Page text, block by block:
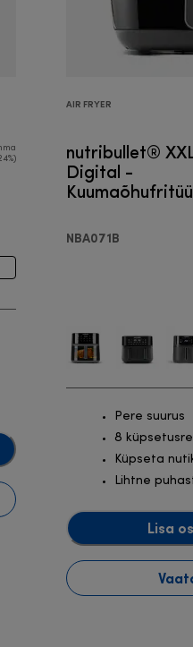
AIR FRYER
nutribullet®
Digital -
NBA071B
Pere suurus
8
Küpseta
Lihtne
Lisa